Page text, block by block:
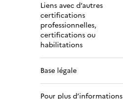
Liens avec d’autres
certifications
professionnelles,
certifications ou
habilitations
Base légale
Pour plus d’informations